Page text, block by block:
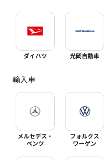
ダイハツ 光岡自動車
輸入車
メルセデス・
ベンツ
フォルクス
ワーゲン